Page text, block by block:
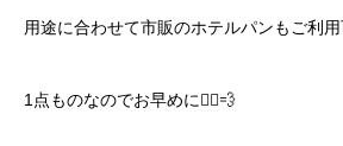
用途に合わせて市販のホテルパンもご利
1点ものなのでお早めに🏃‍♀️💨